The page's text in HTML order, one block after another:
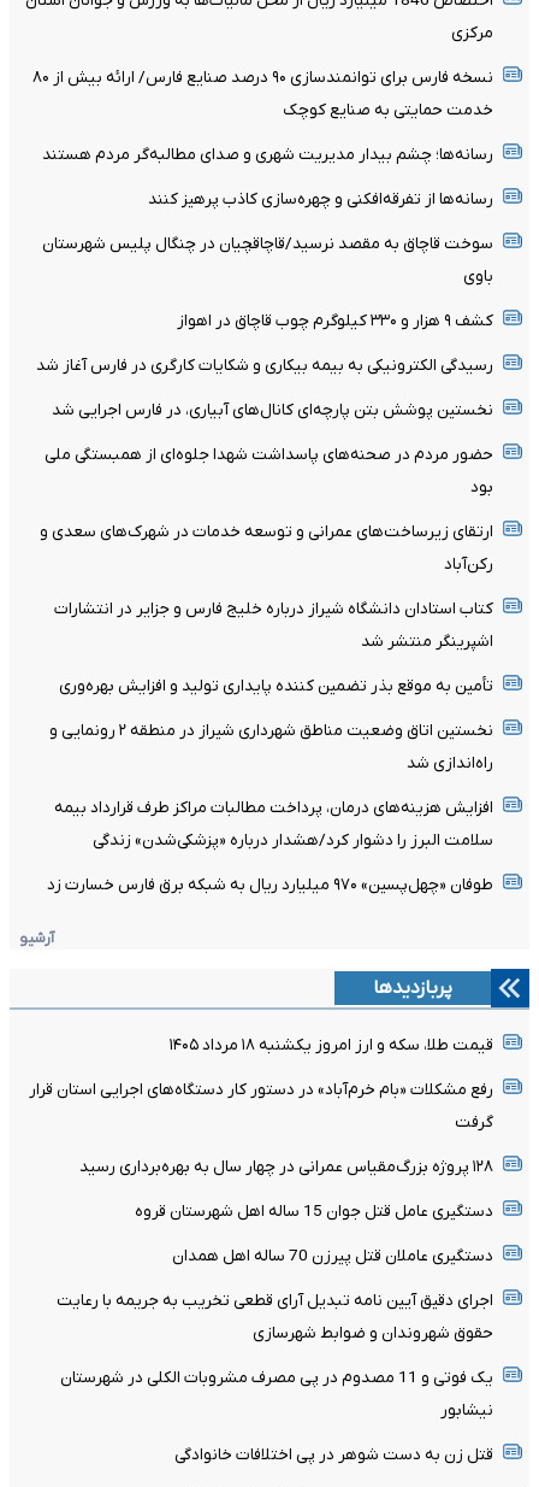
مرکزی
نسخه فارس برای توانمندسازی ۹۰ درصد صنایع فارس/ ارائه بیش از ۸۰
خدمت حمایتی به صنایع کوچک
رسانه‌ها؛ چشم بیدار مدیریت شهری و صدای مطالبه‌گر مردم هستند
رسانه‌ها از تفرقه‌افکنی و چهره‌سازی کاذب پرهیز کنند
سوخت قاچاق به مقصد نرسید/قاچاقچیان در چنگال پلیس شهرستان
باوی
کشف ۹ هزار و ۳۳۰ کیلوگرم چوب قاچاق در اهواز
رسیدگی الکترونیکی به بیمه بیکاری و شکایات کارگری در فارس آغاز شد
نخستین پوشش بتن پارچه‌ای کانال‌های آبیاری، در فارس اجرایی شد
حضور مردم در صحنه‌های پاسداشت شهدا جلوه‌ای از همبستگی ملی
بود
ارتقای زیرساخت‌های عمرانی و توسعه خدمات در شهرک‌های سعدی و
رکن‌آباد
کتاب استادان دانشگاه شیراز درباره خلیج فارس و جزایر در انتشارات
اشپرینگر منتشر شد
تأمین به موقع بذر تضمین کننده پایداری تولید و افزایش بهره‌وری
نخستین اتاق وضعیت مناطق شهرداری شیراز در منطقه ۲ رونمایی و
راه‌اندازی شد
افزایش هزینه‌های درمان، پرداخت مطالبات مراکز طرف قرارداد بیمه
سلامت البرز را دشوار کرد/هشدار درباره «پزشکی‌شدن» زندگی
​طوفان «چهل‌پسین» ۹۷۰ میلیارد ریال به شبکه برق فارس خسارت زد
آرشیو
پربازدیدها
قیمت طلا، سکه و ارز امروز یکشنبه ۱۸ مرداد ۱۴۰۵
رفع مشکلات «بام خرم‌آباد» در دستور کار دستگاه‌های اجرایی استان قرار
گرفت
۱۲۸ پروژه بزرگ‌مقیاس عمرانی در چهار سال به بهره‌برداری رسید
دستگیری عامل قتل جوان 15 ساله اهل شهرستان قروه
دستگیری عاملان قتل پیرزن 70 ساله اهل همدان
اجرای دقیق آیین نامه تبدیل آرای قطعی تخریب به جریمه با رعایت
حقوق شهروندان و ضوابط شهرسازی
یک فوتی و 11 مصدوم در پی مصرف مشروبات الکلی در شهرستان
نیشابور
قتل زن به دست شوهر در پی اختلافات خانوادگی